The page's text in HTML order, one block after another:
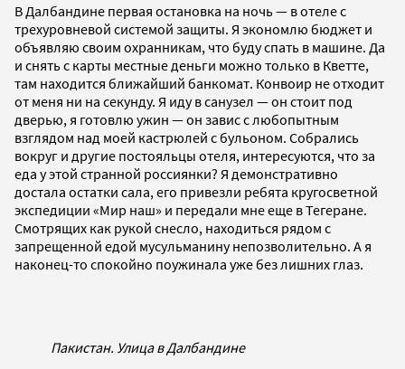
В Далбандине первая остановка на ночь — в отеле с
трехуровневой системой защиты. Я экономлю бюджет и
объявляю своим охранникам, что буду спать в машине. Да
и снять с карты местные деньги можно только в Кветте,
там находится ближайший банкомат. Конвоир не отходит
от меня ни на секунду. Я иду в санузел — он стоит под
дверью, я готовлю ужин — он завис с любопытным
взглядом над моей кастрюлей с бульоном. Собрались
вокруг и другие постояльцы отеля, интересуются, что за
еда у этой странной россиянки? Я демонстративно
достала остатки сала, его привезли ребята кругосветной
экспедиции «Мир наш» и передали мне еще в Тегеране.
Смотрящих как рукой снесло, находиться рядом с
запрещенной едой мусульманину непозволительно. А я
наконец-то спокойно поужинала уже без лишних глаз.
Пакистан. Улица в Далбандине